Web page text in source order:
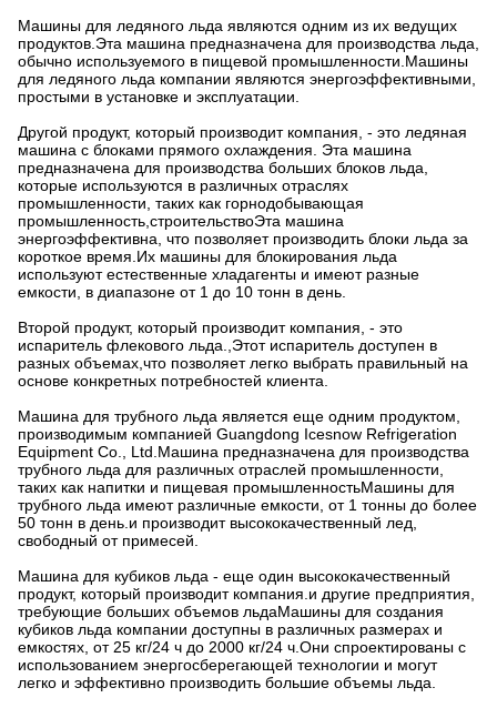
Машины для ледяного льда являются одним из их ведущих
продуктов.Эта машина предназначена для производства льда,
обычно используемого в пищевой промышленности.Машины
для ледяного льда компании являются энергоэффективными,
простыми в установке и эксплуатации.
Другой продукт, который производит компания, - это ледяная
машина с блоками прямого охлаждения. Эта машина
предназначена для производства больших блоков льда,
которые используются в различных отраслях
промышленности, таких как горнодобывающая
промышленность,строительствоЭта машина
энергоэффективна, что позволяет производить блоки льда за
короткое время.Их машины для блокирования льда
используют естественные хладагенты и имеют разные
емкости, в диапазоне от 1 до 10 тонн в день.
Второй продукт, который производит компания, - это
испаритель флекового льда.,Этот испаритель доступен в
разных объемах,что позволяет легко выбрать правильный на
основе конкретных потребностей клиента.
Машина для трубного льда является еще одним продуктом,
производимым компанией Guangdong Icesnow Refrigeration
Equipment Co., Ltd.Машина предназначена для производства
трубного льда для различных отраслей промышленности,
таких как напитки и пищевая промышленностьМашины для
трубного льда имеют различные емкости, от 1 тонны до более
50 тонн в день.и производит высококачественный лед,
свободный от примесей.
Машина для кубиков льда - еще один высококачественный
продукт, который производит компания.и другие предприятия,
требующие больших объемов льдаМашины для создания
кубиков льда компании доступны в различных размерах и
емкостях, от 25 кг/24 ч до 2000 кг/24 ч.Они спроектированы с
использованием энергосберегающей технологии и могут
легко и эффективно производить большие объемы льда.